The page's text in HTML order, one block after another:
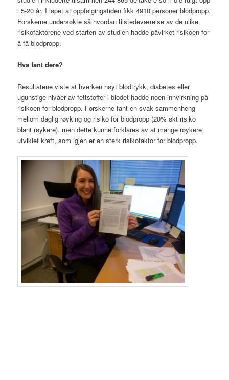
i 5-20 år. I løpet at oppfølgingstiden fikk 4910 personer blodpropp.
Forskerne undersøkte så hvordan tilstedeværelse av de ulike
risikofaktorene ved starten av studien hadde påvirket risikoen for
å få blodpropp.
Hva fant dere?
Resultatene viste at hverken høyt blodtrykk, diabetes eller
ugunstige nivåer av fettstoffer i blodet hadde noen innvirkning på
risikoen for blodpropp. Forskerne fant en svak sammenheng
mellom daglig røyking og risiko for blodpropp (20% økt risiko
blant røykere), men dette kunne forklares av at mange røykere
utviklet kreft, som igjen er en sterk risikofaktor for blodpropp.